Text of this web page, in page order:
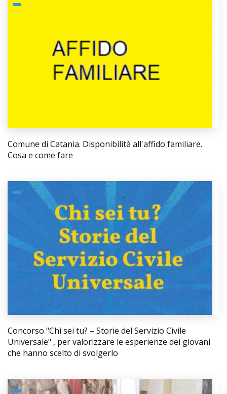
Comune di Catania. Disponibilità all'affido familiare.
Cosa e come fare
Concorso "Chi sei tu? – Storie del Servizio Civile
Universale" , per valorizzare le esperienze dei giovani
che hanno scelto di svolgerlo